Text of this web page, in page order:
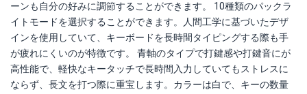
ーンも自分の好みに調節することができます。 10種類のパックラ
イトモードを選択することができます。人間工学に基づいたデザ
インを使用していて、キーボードを長時間タイピングする際も手
が疲れにくいのが特徴です。 青軸のタイプで打鍵感や打鍵音にが
高性能で、軽快なキータッチで長時間入力していてもストレスに
ならず、長文を打つ際に重宝します。カラーは白で、キーの数量